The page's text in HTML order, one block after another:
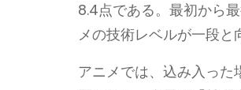
8.4点である。最初から
メの技術レベルが一段と
アニメでは、込み入っ